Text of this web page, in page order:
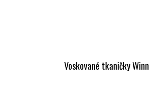
Voskované tkaničky